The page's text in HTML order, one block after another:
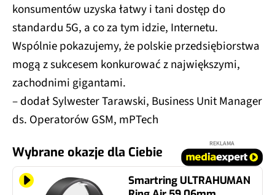
konsumentów uzyska łatwy i tani dostęp do
standardu 5G, a co za tym idzie, Internetu.
Wspólnie pokazujemy, że polskie przedsiębiorstwa
mogą z sukcesem konkurować z największymi,
zachodnimi gigantami.
– dodał Sylwester Tarawski, Business Unit Manager
ds. Operatorów GSM, mPTech
Wybrane okazje dla Ciebie
REKLAMA
Smartring ULTRAHUMAN